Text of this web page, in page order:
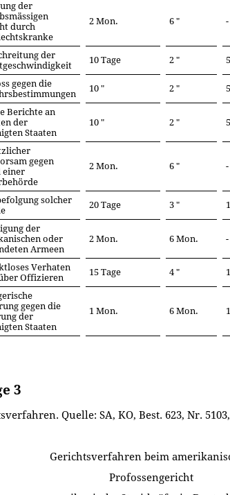
der
durch
2 Mon. 6 " -
der
10 Tage 2 "
gegen die
10 " 2 "
Berichte an
der
Staaten
10 " 2 "
gegen
einer
2 Mon. 6 " -
solcher
20 Tage 3 "
der
oder
Armeen
2 Mon. 6 Mon. -
Verhaten
Offizieren
15 Tage 4 "
gegen die
der
Staaten
1 Mon. 6 Mon.
3
Quelle: SA, KO, Best. 623, Nr. 5103,
Gerichtsverfahren beim
Profossengericht